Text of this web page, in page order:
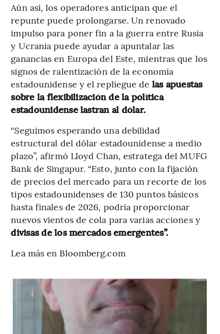
Aún así, los operadores anticipan que el
repunte puede prolongarse. Un renovado
impulso para poner fin a la guerra entre Rusia
y Ucrania puede ayudar a apuntalar las
ganancias en Europa del Este, mientras que los
signos de ralentización de la economía
estadounidense y el repliegue de las apuestas
sobre la flexibilización de la política
estadounidense lastran al dólar.
“Seguimos esperando una debilidad
estructural del dólar estadounidense a medio
plazo”, afirmó Lloyd Chan, estratega del MUFG
Bank de Singapur. “Esto, junto con la fijación
de precios del mercado para un recorte de los
tipos estadounidenses de 130 puntos básicos
hasta finales de 2026, podría proporcionar
nuevos vientos de cola para varias acciones y
divisas de los mercados emergentes”.
Lea más en Bloomberg.com